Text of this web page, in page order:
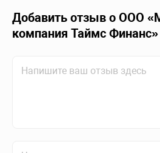
Добавить отзыв о ООО
компания Таймс Финанс»